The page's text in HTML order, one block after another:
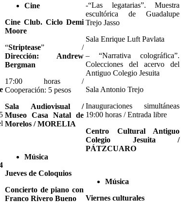
Cine
Cine Club. Ciclo Demi
Moore
“Striptease” /
Dirección: Andrew
Bergman
17:00 horas /
Cooperación: 5 pesos
Sala Audiovisual /
Museo Casa Natal de
Morelos / MORELIA
Música
Jueves de Coloquios
Concierto de piano con
Franco Rivero Bueno
-“Las legatarias”. Muestra
escultórica de Guadalupe
Trejo Jasso
Sala Enrique Luft Pavlata
– “Narrativa colográfica”.
Colecciones del acervo del
Antiguo Colegio Jesuita
Sala Antonio Trejo
Inauguraciones simultáneas
19:00 horas / Entrada libre
Centro Cultural Antiguo
Colegio Jesuita /
PÁTZCUARO
Música
Viernes culturales